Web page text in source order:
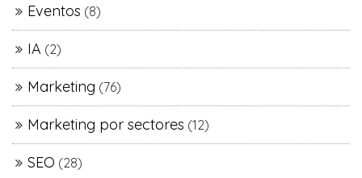
Eventos (8)
IA (2)
Marketing (76)
Marketing por sectores (12)
SEO (28)